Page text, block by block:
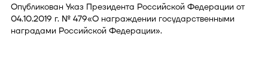
Опубликован Указ Президента Российской Федерации от
04.10.2019 г. № 479«О награждении государственными
наградами Российской Федерации».